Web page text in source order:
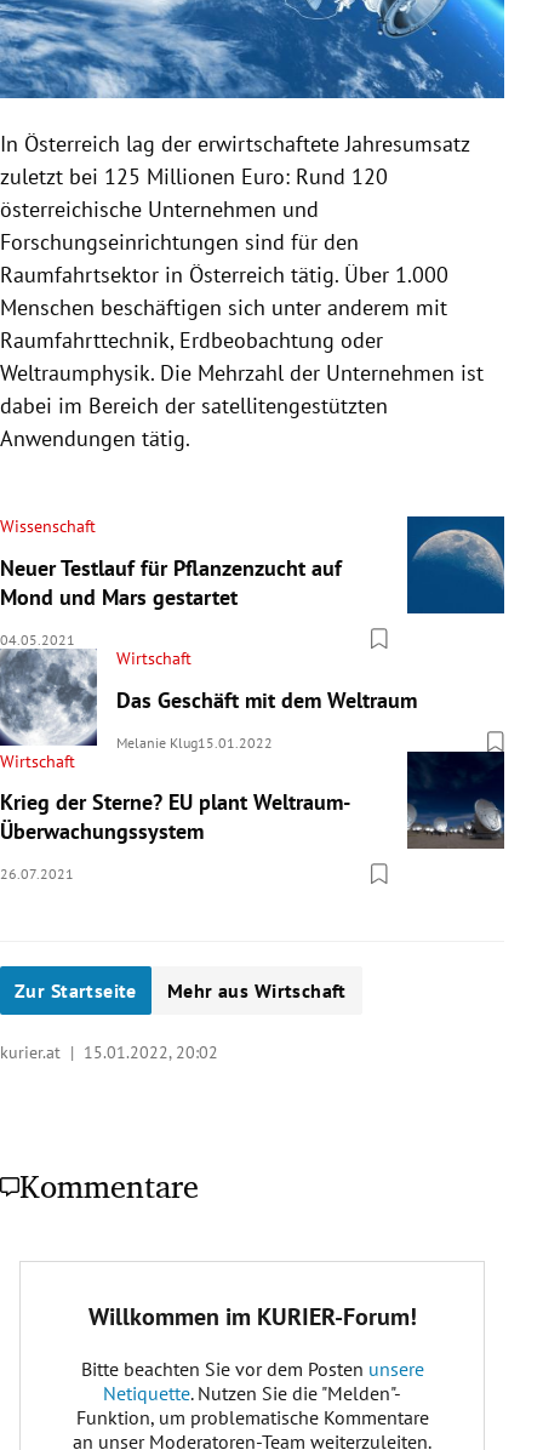
In Österreich lag der erwirtschaftete Jahresumsatz
zuletzt bei 125 Millionen Euro: Rund 120
österreichische Unternehmen und
Forschungseinrichtungen sind für den
Raumfahrtsektor in Österreich tätig. Über 1.000
Menschen beschäftigen sich unter anderem mit
Raumfahrttechnik, Erdbeobachtung oder
Weltraumphysik. Die Mehrzahl der Unternehmen ist
dabei im Bereich der satellitengestützten
Anwendungen tätig.
Wissenschaft
Neuer Testlauf für Pflanzenzucht auf
Mond und Mars gestartet
04.05.2021
Wirtschaft
Das Geschäft mit dem Weltraum
Melanie Klug15.01.2022
Wirtschaft
Krieg der Sterne? EU plant Weltraum-
Überwachungssystem
26.07.2021
Zur Startseite Mehr aus Wirtschaft
kurier.at | 15.01.2022, 20:02
Kommentare